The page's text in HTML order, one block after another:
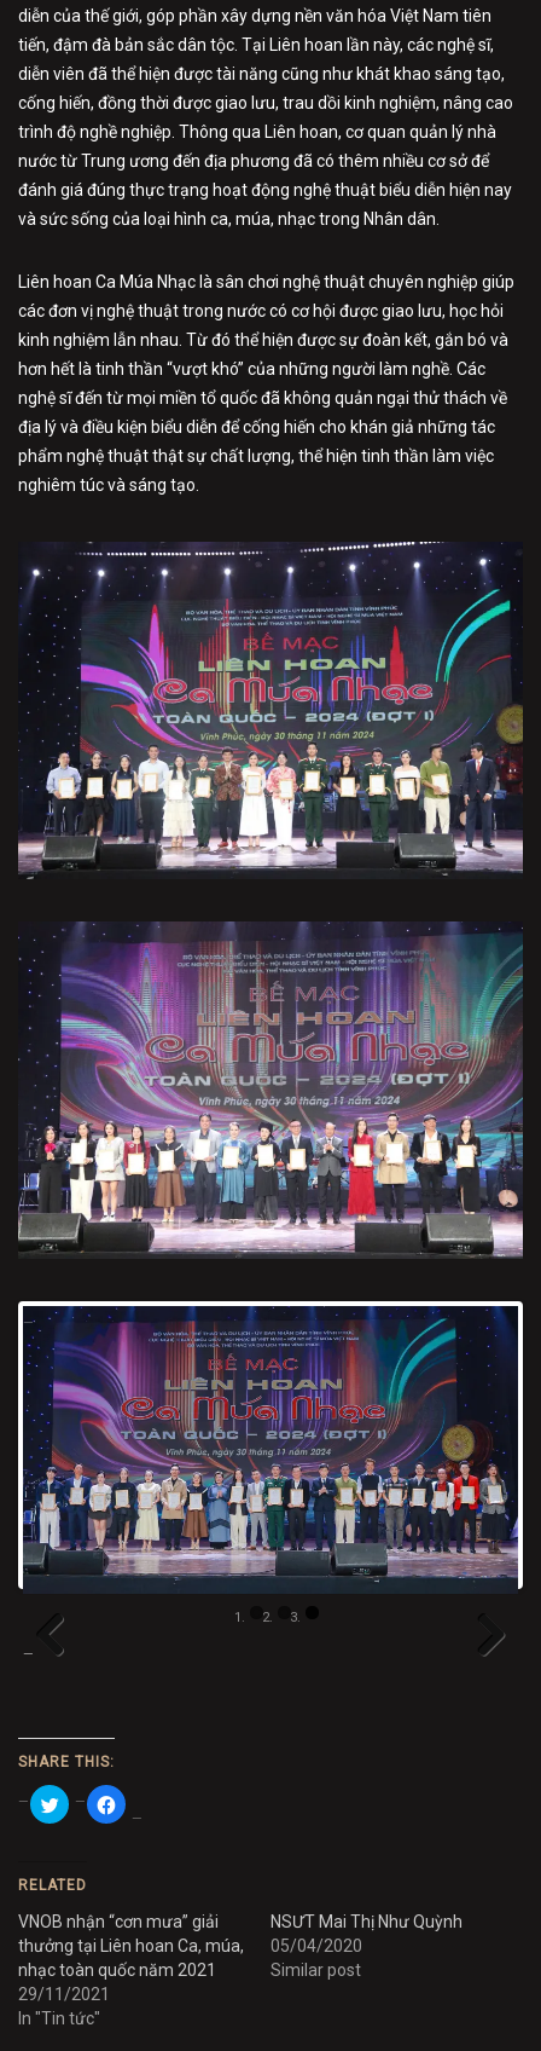
diễn của thế giới, góp phần xây dựng nền văn hóa Việt Nam tiên
tiến, đậm đà bản sắc dân tộc. Tại Liên hoan lần này, các nghệ sĩ,
diễn viên đã thể hiện được tài năng cũng như khát khao sáng tạo,
cống hiến, đồng thời được giao lưu, trau dồi kinh nghiệm, nâng cao
trình độ nghề nghiệp. Thông qua Liên hoan, cơ quan quản lý nhà
nước từ Trung ương đến địa phương đã có thêm nhiều cơ sở để
đánh giá đúng thực trạng hoạt động nghệ thuật biểu diễn hiện nay
và sức sống của loại hình ca, múa, nhạc trong Nhân dân.
Liên hoan Ca Múa Nhạc là sân chơi nghệ thuật chuyên nghiệp giúp
các đơn vị nghệ thuật trong nước có cơ hội được giao lưu, học hỏi
kinh nghiệm lẫn nhau. Từ đó thể hiện được sự đoàn kết, gắn bó và
hơn hết là tinh thần “vượt khó” của những người làm nghề. Các
nghệ sĩ đến từ mọi miền tổ quốc đã không quản ngại thử thách về
địa lý và điều kiện biểu diễn để cống hiến cho khán giả những tác
phẩm nghệ thuật thật sự chất lượng, thể hiện tinh thần làm việc
nghiêm túc và sáng tạo.
SHARE THIS:
Click
to
share
in
window)
Click
to
window)
RELATED
VNOB nhận “cơn mưa” giải
thưởng tại Liên hoan Ca, múa,
nhạc toàn quốc năm 2021
29/11/2021
In "Tin tức"
NSƯT Mai Thị Như Quỳnh
05/04/2020
Similar post